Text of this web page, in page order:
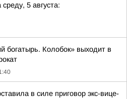
5 августа:
богатырь. Колобок» выходит в
в силе приговор экс-вице-